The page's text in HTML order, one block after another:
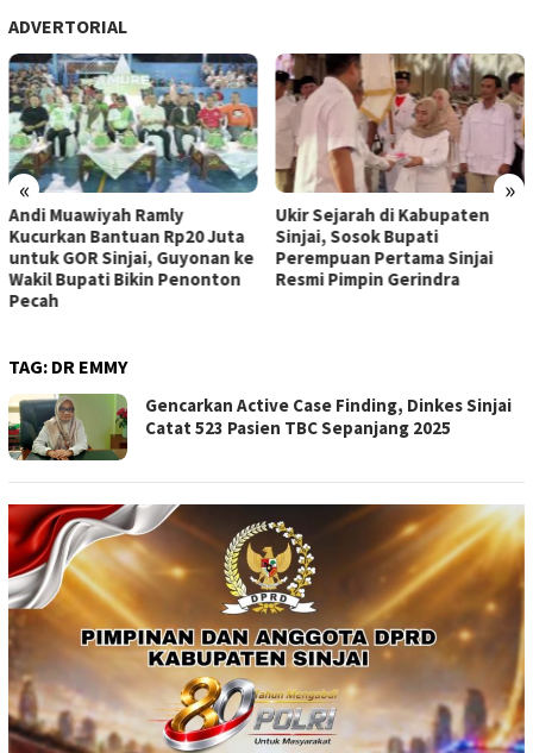
ADVERTORIAL
« »
Andi Muawiyah Ramly
Kucurkan Bantuan Rp20 Juta
untuk GOR Sinjai, Guyonan ke
Wakil Bupati Bikin Penonton
Pecah
Ukir Sejarah di Kabupaten
Sinjai, Sosok Bupati
Perempuan Pertama Sinjai
Resmi Pimpin Gerindra
TAG: DR EMMY
Gencarkan Active Case Finding, Dinkes Sinjai
Catat 523 Pasien TBC Sepanjang 2025